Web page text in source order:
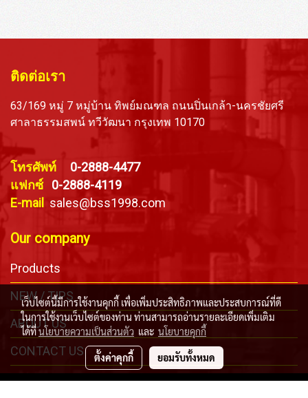
ติดต่อเรา
63/169 หมู่ 7 หมู่บ้าน ทิพย์มณฑล ถนนปิ่นเกล้า-นครชัยศรี
ศาลาธรรมสพน์ ทวีวัฒนา กรุงเทพ 10170
โทรศัพท์ 0-2888-4477
แฟกซ์ 0-2888-4119
E-mail
sales@bss1998.com
Our company
Products
NEW / TIPS
ABOUT US
CONTACT US
เว็บไซต์นี้มีการใช้งานคุกกี้ เพื่อเพิ่มประสิทธิภาพและประสบการณ์ที่ดี
ในการใช้งานเว็บไซต์ของท่าน ท่านสามารถอ่านรายละเอียดเพิ่มเติม
ได้ที่นโยบายความเป็นส่วนตัว และ นโยบายคุกกี้
ตั้งค่าคุกกี้ ยอมรับทั้งหมด